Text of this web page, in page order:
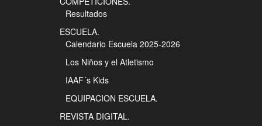
Resultados
ESCUELA.
Calendario Escuela 2025-2026
Los Niños y el Atletismo
IAAF´s Kids
EQUIPACION ESCUELA.
REVISTA DIGITAL.